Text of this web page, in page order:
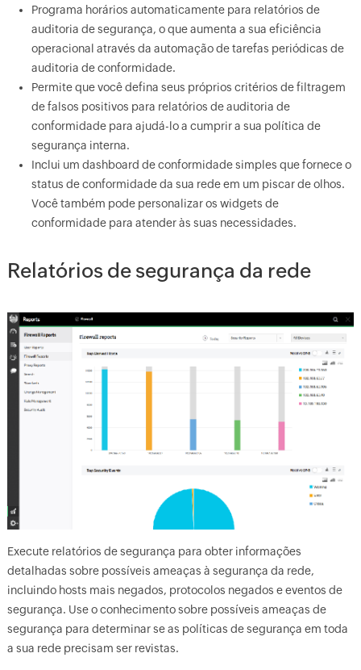
Programa horários automaticamente para relatórios de
auditoria de segurança, o que aumenta a sua eficiência
operacional através da automação de tarefas periódicas de
auditoria de conformidade.
Permite que você defina seus próprios critérios de filtragem
de falsos positivos para relatórios de auditoria de
conformidade para ajudá-lo a cumprir a sua política de
segurança interna.
Inclui um dashboard de conformidade simples que fornece o
status de conformidade da sua rede em um piscar de olhos.
Você também pode personalizar os widgets de
conformidade para atender às suas necessidades.
Relatórios de segurança da rede
Execute relatórios de segurança para obter informações
detalhadas sobre possíveis ameaças à segurança da rede,
incluindo hosts mais negados, protocolos negados e eventos de
segurança. Use o conhecimento sobre possíveis ameaças de
segurança para determinar se as políticas de segurança em toda
a sua rede precisam ser revistas.